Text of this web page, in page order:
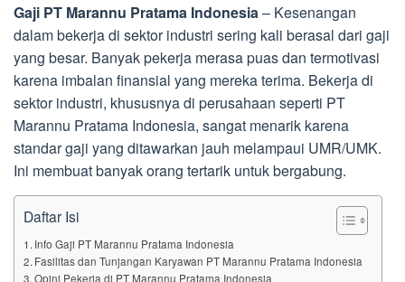
Gaji PT Marannu Pratama Indonesia– Kesenangan
dalam bekerja di sektor industri sering kali berasal dari gaji
yang besar. Banyak pekerja merasa puas dan termotivasi
karena imbalan finansial yang mereka terima. Bekerja di
sektor industri, khususnya di perusahaan seperti PT
Marannu Pratama Indonesia, sangat menarik karena
standar gaji yang ditawarkan jauh melampaui UMR/UMK.
Ini membuat banyak orang tertarik untuk bergabung.
Daftar Isi
Info Gaji PT Marannu Pratama Indonesia
Fasilitas dan Tunjangan Karyawan PT Marannu Pratama Indonesia
Opini Pekerja di PT Marannu Pratama Indonesia